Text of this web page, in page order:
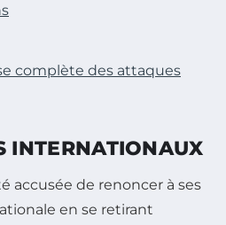
complète des attaques
INTERNATIONAUX
accusée de renoncer à ses
en se retirant